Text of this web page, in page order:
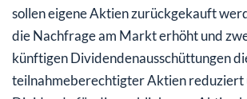
sollen eigene Aktien zurückgekauft
die Nachfrage am Markt erhöht und
künftigen Dividendenausschüttungen
teilnahmeberechtigter Aktien reduziert